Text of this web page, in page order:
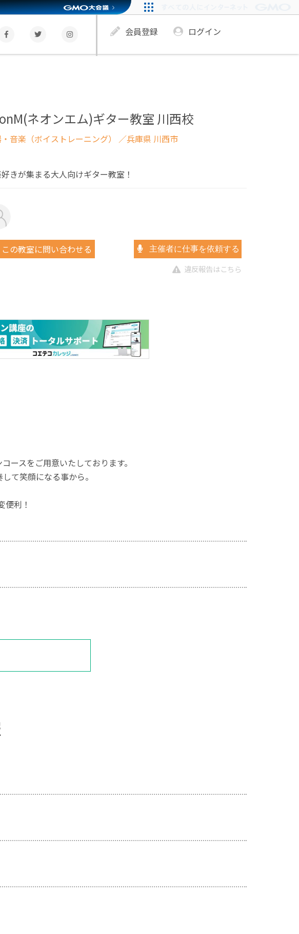
会員登録 ログイン
ネオンエム)ギター教室 川西校
音楽（ボイストレーニング） ／兵庫県 川西市
きが集まる大人向けギター教室！
この教室に問い合わせる 主催者に仕事を依頼する
違反報告はこちら
ースをご用意いたしております。
て笑顔になる事から。
利！